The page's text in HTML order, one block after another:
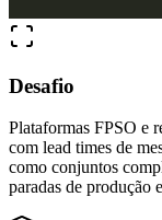
Desafio
Plataformas FPSO e
com lead times de
como conjuntos
paradas de produção